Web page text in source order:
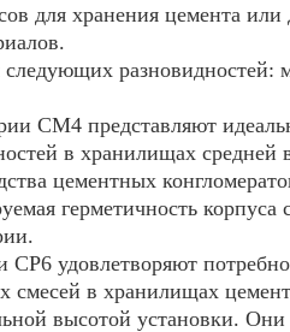
для хранения цемента или
разновидностей:
СМ4 представляют
в хранилищах средней
цементных
герметичность корпуса
СР6 удовлетворяют
смесей в хранилищах
высотой установки.